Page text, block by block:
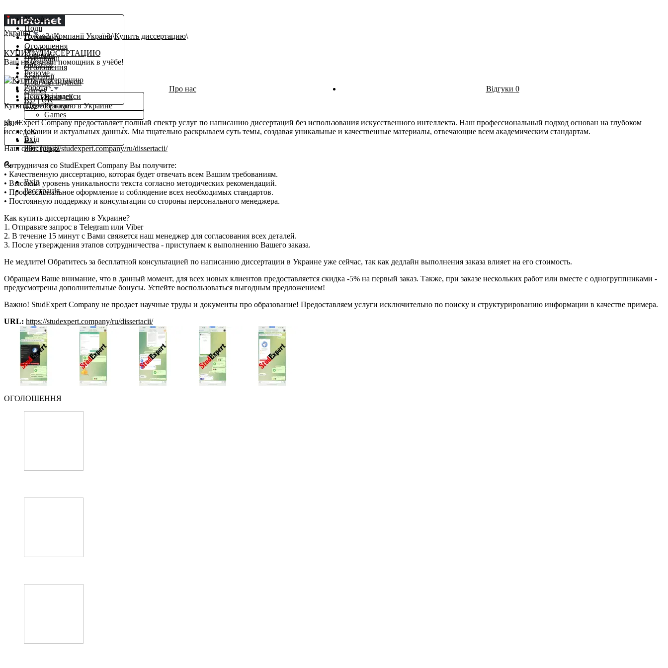
Україна
Події
Публікації
Оголошення
Компанії
Вакансії
Резюме
Поштові індекси
Games
RU|UK
Україна
Події
Публікації
Оголошення
Компанії
Роботаβ
Вакансії
Резюме
Поштові індекси
Ще
Games
uk
UK
RU
Вхід
Реєстрація
Вхід
Реєстрація
Головна Компанії Україна Купить диссертацию
КУПИТЬ ДИССЕРТАЦИЮ
Ваш надёжный помощник в учёбе!
Про нас Відгуки 0
Купить диссертацию в Украине
StudExpert Company предоставляет полный спектр услуг по написанию диссертаций без использования искусственного интеллекта. Наш профессиональный подход основан на глубоком
исследовании и актуальных данных. Мы тщательно раскрываем суть темы, создавая уникальные и качественные материалы, отвечающие всем академическим стандартам.
Наш сайт:https://studexpert.company/ru/dissertacii/
Сотрудничая со StudExpert Company Вы получите:
• Качественную диссертацию, которая будет отвечать всем Вашим требованиям.
• Высокий уровень уникальности текста согласно методических рекомендаций.
• Профессиональное оформление и соблюдение всех необходимых стандартов.
• Постоянную поддержку и консультации со стороны персонального менеджера.
Как купить диссертацию в Украине?
1. Отправьте запрос в Telegram или Viber
2. В течение 15 минут с Вами свяжется наш менеджер для согласования всех деталей.
3. После утверждения этапов сотрудничества - приступаем к выполнению Вашего заказа.
Не медлите! Обратитесь за бесплатной консультацией по написанию диссертации в Украине уже сейчас, так как дедлайн выполнения заказа влияет на его стоимость.
Обращаем Ваше внимание, что в данный момент, для всех новых клиентов предоставляется скидка -5% на первый заказ. Также, при заказе нескольких работ или вместе с одногруппниками -
предусмотрены дополнительные бонусы. Успейте воспользоваться выгодным предложением!
Важно! StudExpert Company не продает научные труды и документы про образование! Предоставляем услуги исключительно по поиску и структурированию информации в качестве примера.
URL: https://studexpert.company/ru/dissertacii/
ОГОЛОШЕННЯ